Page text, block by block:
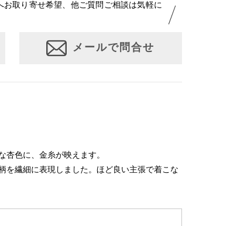
取り寄せ希望、他ご質問ご相談は気軽に
メールで問合せ
色に、金糸が映えます。
を繊細に表現しました。ほど良い主張で着こな